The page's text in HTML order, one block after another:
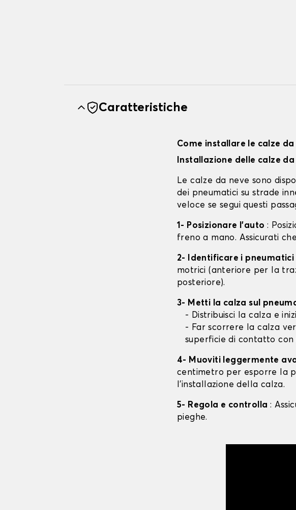
Caratteristiche
Come installare le calze da
Installazione delle calze da
Le calze da neve sono
dei pneumatici su strade
veloce se segui questi
1- Posizionare l'auto :
freno a mano. Assicurati
2- Identificare i
motrici (anteriore per la
posteriore).
3- Metti la calza sul
- Distribuisci la calza e
- Far scorrere la calza
superficie di contatto con
4- Muoviti leggermente
centimetro per esporre la
l'installazione della calza.
5- Regola e controlla :
pieghe.